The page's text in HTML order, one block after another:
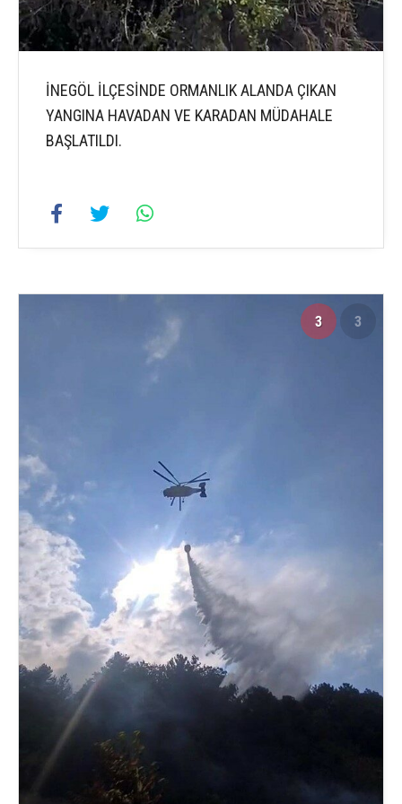
İNEGÖL İLÇESİNDE ORMANLIK ALANDA ÇIKAN
YANGINA HAVADAN VE KARADAN MÜDAHALE
BAŞLATILDI.
3 3